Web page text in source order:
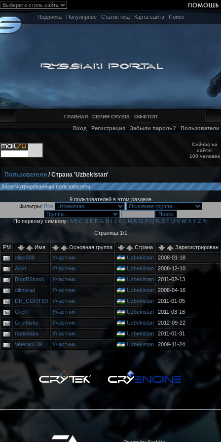
Подписка Популярное Статистика Карта сайта Поиск
ГЛАВНАЯ СЕРИЯ CRYSIS ОФФТОП
Вход Регистрация Забыли пароль? Пользователи
Сейчас на
сайте:
100 человек
Пользователи / Страна 'Uzbekistan'
Зарегистрированные пользователи
9 пользователей в этом разделе
Фильтры: Все
По первому символу: A B C D E F G H I J K L M N O P Q R S T U V W X Y Z %
Страница 1/1
PM Имя Основная группа Страна
Зарегистрирован
alias008
Участник Uzbekistan
2008-01-18
Alish
Участник Uzbekistan
2008-12-10
BomBShock
Участник Uzbekistan
2011-02-13
dilmurad
Участник Uzbekistan
2008-04-16
DR_CORTEX
Участник Uzbekistan
2011-01-05
GreK
Участник Uzbekistan
2011-03-16
Gromishe
Участник Uzbekistan
2012-09-22
rodionaka
Участник Uzbekistan
2011-01-31
Veteran139
Участник Uzbekistan 2009-11-24